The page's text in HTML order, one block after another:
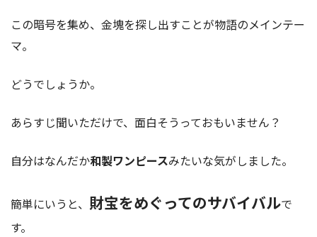
この暗号を集め、金塊を探し出すことが物語のメインテー
マ。
どうでしょうか。
あらすじ聞いただけで、面白そうっておもいません？
自分はなんだか和製ワンピースみたいな気がしました。
簡単にいうと、 財宝をめぐってのサバイバルで
す。